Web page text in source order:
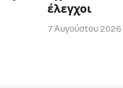
έλεγχοι
7 Αυγούστου 2026